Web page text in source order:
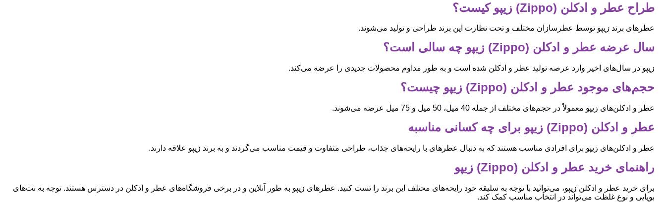
طراح عطر و ادکلن (Zippo) زیپو کیست؟
عطرهای برند زیپو توسط عطرسازان مختلف و تحت نظارت این برند طراحی و تولید می‌شوند.
سال عرضه عطر و ادکلن (Zippo) زیپو چه سالی است؟
زیپو در سال‌های اخیر وارد عرصه تولید عطر و ادکلن شده است و به طور مداوم محصولات جدیدی را عرضه می‌کند.
حجم‌های موجود عطر و ادکلن (Zippo) زیپو چیست؟
عطر و ادکلن‌های زیپو معمولاً در حجم‌های مختلف از جمله 40 میل، 50 میل و 75 میل عرضه می‌شوند.
عطر و ادکلن (Zippo) زیپو برای چه کسانی مناسبه
عطر و ادکلن‌های زیپو برای افرادی مناسب هستند که به دنبال عطرهای با رایحه‌های جذاب، طراحی متفاوت و قیمت مناسب می‌گردند و به برند زیپو علاقه دارند.
راهنمای خرید عطر و ادکلن (Zippo) زیپو
برای خرید عطر و ادکلن زیپو، می‌توانید با توجه به سلیقه خود رایحه‌های مختلف این برند را تست کنید. عطرهای زیپو به طور آنلاین و در برخی فروشگاه‌های عطر و ادکلن در دسترس هستند. توجه به نت‌های
بویایی و نوع غلظت می‌تواند در انتخاب مناسب کمک کند.